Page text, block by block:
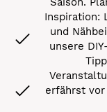
Inspiration:
und
unsere
erfährst